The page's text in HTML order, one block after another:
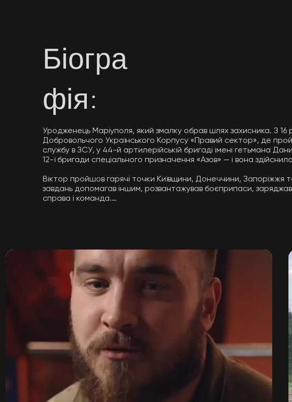
Біогра
фія:
Уродженець Маріуполя, який змалку обрав шлях захисника. З 16
Добровольчого Українського Корпусу «Правий сектор», де
службу в ЗСУ, у 44-й артилерійській бригаді імені гетьмана
12-ї бригади спеціального призначення «Азов» — і вона
Віктор пройшов гарячі точки Київщини, Донеччини,
завдань допомагав іншим, розвантажував боєприпаси,
справа і команда.
людей. Для своїх — брат, опора, надія. Для ворога — страх і
Представник маріупольського фанатського руху. Від 2016
не знала іншого життя, крім боротьби за Україну.
Загинув 10 листопада 2024 року поблизу Леонідівки
«Хетшот» — легенда, яка залишила в підрозділі частинку себе,
Коли стане важко, згадаємо твоє: «Війна, брат» —